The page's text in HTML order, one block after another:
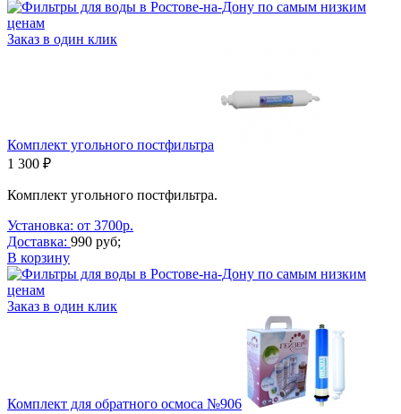
Заказ в один клик
Комплект угольного постфильтра
1 300 ₽
Комплект угольного постфильтра.
Установка: от 3700р.
Доставка: 990 руб;
В корзину
Заказ в один клик
Комплект для обратного осмоса №906